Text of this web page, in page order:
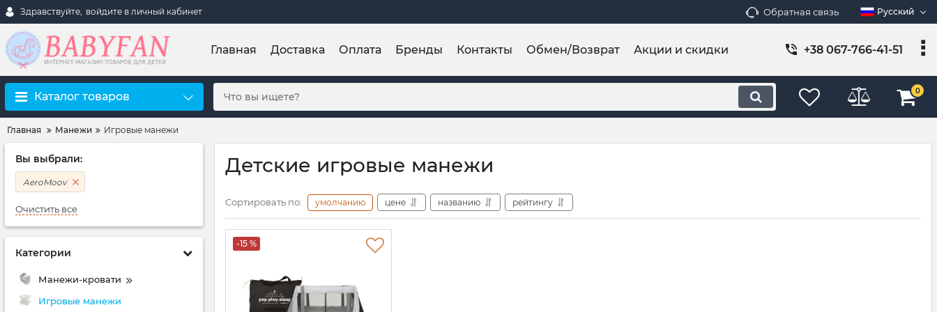
Здравствуйте, войдите в личный кабинет Обратная связь Русский
Главная Доставка Оплата Бренды Контакты Обмен/Возврат Акции и скидки +38 067-766-41-51
Каталог товаров 0
Главная Манежи Игровые манежи
Вы выбрали:
AeroMoov
Очистить все
Категории
Манежи-кровати
Игровые манежи
Детские игровые манежи
Сортировать по: умолчанию цене названию рейтингу
-15 %